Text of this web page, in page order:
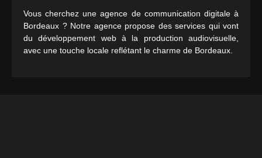
Vous cherchez une agence de communication digitale à
Bordeaux ? Notre agence propose des services qui vont
du développement web à la production audiovisuelle,
avec une touche locale reflétant le charme de Bordeaux.